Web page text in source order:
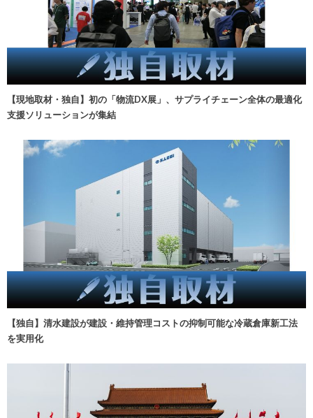
【現地取材・独自】初の「物流DX展」、サプライチェーン全体の最適化
支援ソリューションが集結
【独自】清水建設が建設・維持管理コストの抑制可能な冷蔵倉庫新工法
を実用化